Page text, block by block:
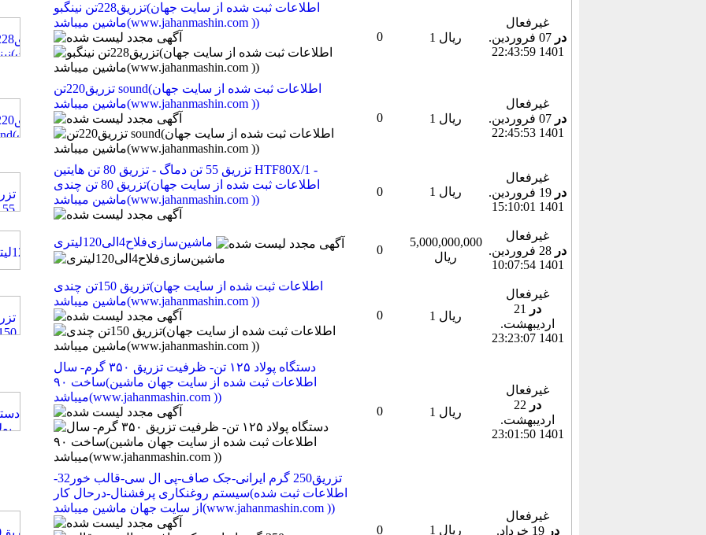
تزریق228تن نینگبو(اطلاعات ثبت شده از سایت جهان
ماشین میباشد(www.jahanmashin.com ))
0
1 ریال
غیرفعال
در
07 فروردين.
1401 22:43:59
تزریق220تن sound(اطلاعات ثبت شده از سایت جهان
ماشین میباشد(www.jahanmashin.com ))
0
1 ریال
غیرفعال
در
07 فروردين.
1401 22:45:53
تزریق 55 تن دماگ - تزریق 80 تن هایتین HTF80X/1 -
تزریق 80 تن چندی(اطلاعات ثبت شده از سایت جهان
ماشین میباشد(www.jahanmashin.com ))
0 1 ریال
غیرفعال
در
19 فروردين.
1401 15:10:01
ماشین‌سازی‌فلاح‌4الی120لیتری
0
5,000,000,000
ریال
غیرفعال
در
28 فروردين.
1401 10:07:54
تزریق 150تن چندی(اطلاعات ثبت شده از سایت جهان
ماشین میباشد(www.jahanmashin.com ))
0
1 ریال
غیرفعال
در 21
ارديبهشت.
1401 23:23:07
دستگاه پولاد ۱۲۵ تن- ظرفیت تزریق ۳۵۰ گرم- سال
ساخت ۹۰(اطلاعات ثبت شده از سایت جهان ماشین
میباشد(www.jahanmashin.com ))
0
1 ریال
غیرفعال
در 22
ارديبهشت.
1401 23:01:50
تزریق250 گرم ایرانی-جک صاف-پی ال سی-قالب خور32-
سیستم روغنکاری پرفشنال-درحال کار(اطلاعات ثبت شده
از سایت جهان ماشین میباشد(www.jahanmashin.com ))
0
1 ریال
غیرفعال
در
19 خرداد.